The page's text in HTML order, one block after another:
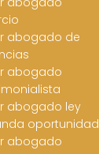
abogado de
abogado
abogado ley
oportunidad
abogado